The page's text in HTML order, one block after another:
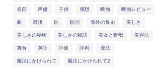
名前 声優 子供 感想 映画 映画レビュー
曲 最後 歌 歌詞 海外の反応 美しさ
美しさの秘密 美しさの秘訣 美女と野獣 美容法
舞台 英語 評価 評判 魔法
魔法にかけられて 魔法にかけられて2